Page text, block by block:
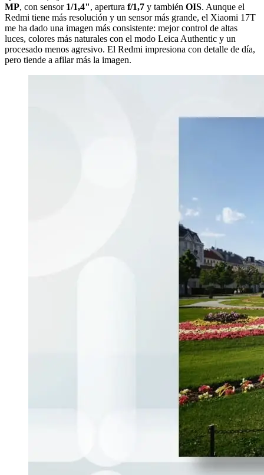
MP, con sensor 1/1,4", apertura f/1,7 y también OIS. Aunque el
Redmi tiene más resolución y un sensor más grande, el Xiaomi 17T
me ha dado una imagen más consistente: mejor control de altas
luces, colores más naturales con el modo Leica Authentic y un
procesado menos agresivo. El Redmi impresiona con detalle de día,
pero tiende a afilar más la imagen.